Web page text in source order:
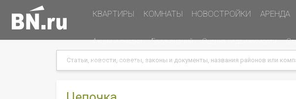
Основная
КВАРТИРЫ КОМНАТЫ НОВОСТРОЙКИ АРЕНДА
Дополнительная
навигация
Акции и скидки База знаний Оценка недвижимости
Меню
в
Подать объявление
Search
Search